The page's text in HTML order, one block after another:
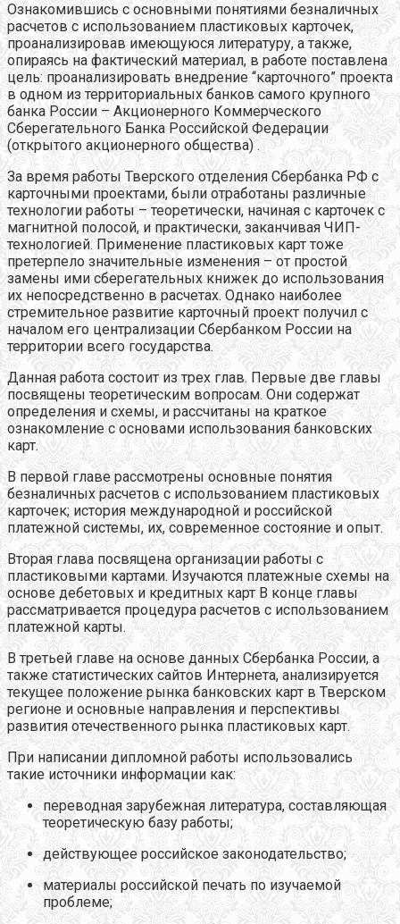
Ознакомившись с основными понятиями безналичных
расчетов с использованием пластиковых карточек,
проанализировав имеющуюся литературу, а также,
опираясь на фактический материал, в работе поставлена
цель: проанализировать внедрение “карточного” проекта
в одном из территориальных банков самого крупного
банка России – Акционерного Коммерческого
Сберегательного Банка Российской Федерации
(открытого акционерного общества) .
За время работы Тверского отделения Сбербанка РФ с
карточными проектами, были отработаны различные
технологии работы – теоретически, начиная с карточек с
магнитной полосой, и практически, заканчивая ЧИП-
технологией. Применение пластиковых карт тоже
претерпело значительные изменения – от простой
замены ими сберегательных книжек до использования
их непосредственно в расчетах. Однако наиболее
стремительное развитие карточный проект получил с
началом его централизации Сбербанком России на
территории всего государства.
Данная работа состоит из трех глав. Первые две главы
посвящены теоретическим вопросам. Они содержат
определения и схемы, и рассчитаны на краткое
ознакомление с основами использования банковских
карт.
В первой главе рассмотрены основные понятия
безналичных расчетов с использованием пластиковых
карточек; история международной и российской
платежной системы, их, современное состояние и опыт.
Вторая глава посвящена организации работы с
пластиковыми картами. Изучаются платежные схемы на
основе дебетовых и кредитных карт В конце главы
рассматривается процедура расчетов с использованием
платежной карты.
В третьей главе на основе данных Сбербанка России, а
также статистических сайтов Интернета, анализируется
текущее положение рынка банковских карт в Тверском
регионе и основные направления и перспективы
развития отечественного рынка пластиковых карт.
При написании дипломной работы использовались
такие источники информации как:
переводная зарубежная литература, составляющая
теоретическую базу работы;
действующее российское законодательство;
материалы российской печать по изучаемой
проблеме;